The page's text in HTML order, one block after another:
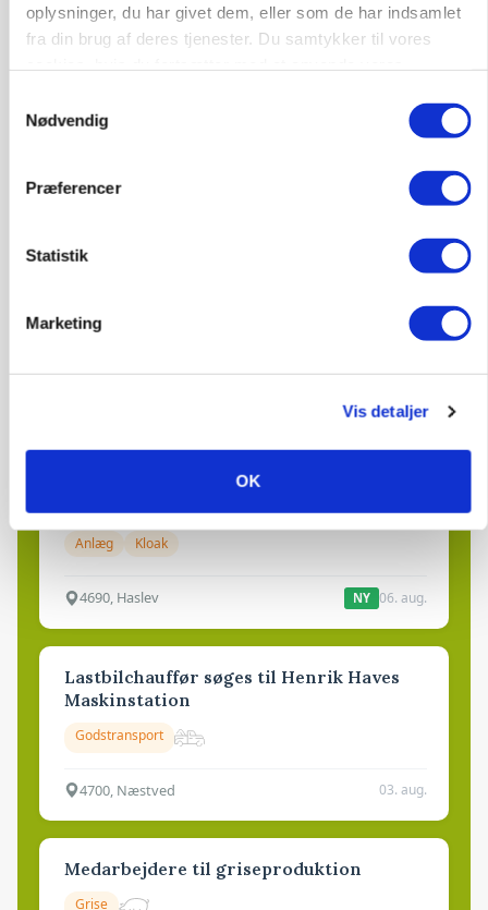
oplysninger, du har givet dem, eller som de har indsamlet
fra din brug af deres tjenester. Du samtykker til vores
Nødvendig
Præferencer
Statistik
Marketing
Vis detaljer
OK
Trainee placement Ringkøbing
NY 06. aug.
Rørlægger / håndmand søges til
dræn/entreprenørarbejde.
Anlæg Kloak
4690, Haslev NY 06. aug.
Lastbilchauffør søges til Henrik Haves
Maskinstation
Godstransport
4700, Næstved 03. aug.
Medarbejdere til griseproduktion
Grise